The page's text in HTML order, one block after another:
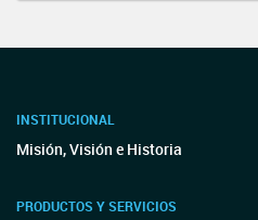
INSTITUCIONAL
Misión, Visión e Historia
PRODUCTOS Y SERVICIOS